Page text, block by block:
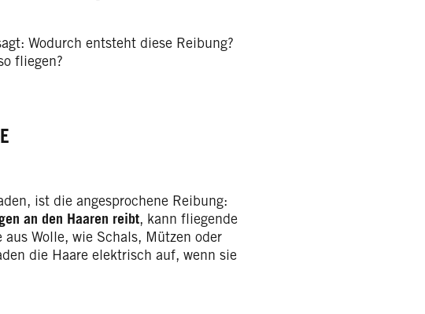
Wodurch entsteht diese Reibung?
fliegen?
ist die angesprochene Reibung:
an den Haaren reibt, kann fliegende
Wolle, wie Schals, Mützen oder
die Haare elektrisch auf, wenn sie